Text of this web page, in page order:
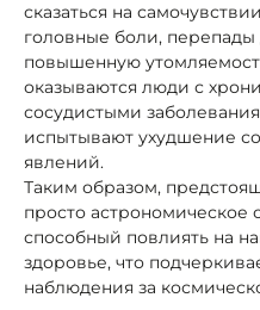
сказаться на
головные боли,
повышенную
оказываются люди с
сосудистыми
испытывают ухудшение
явлений.
Таким образом,
просто астрономическое
способный повлиять на
здоровье, что
наблюдения за